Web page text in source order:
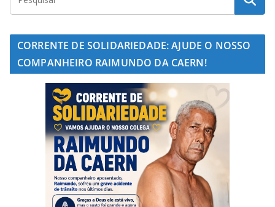
CORRENTE DE SOLIDARIEDADE: AJUDE O NOSSO
COMPANHEIRO RAIMUNDO DA CAERN!